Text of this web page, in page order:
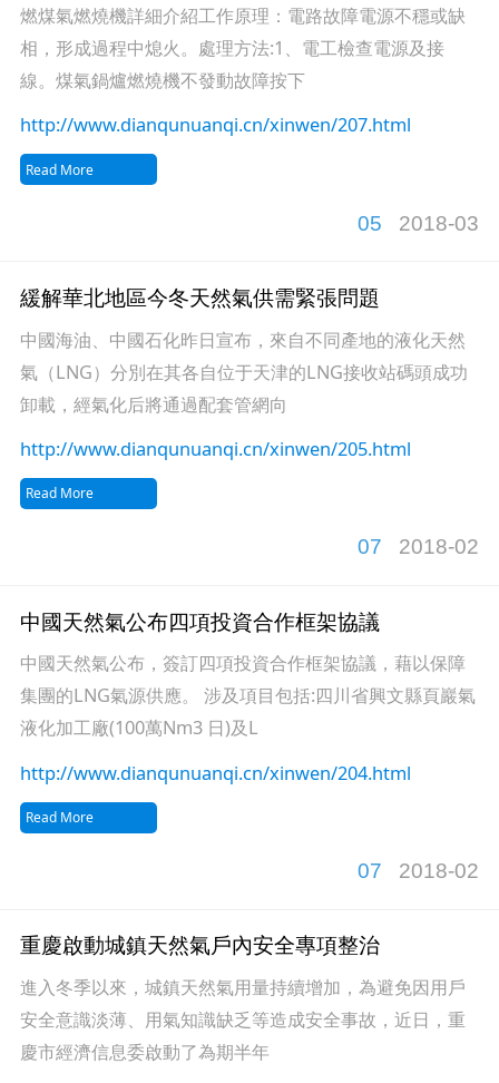
燃煤氣燃燒機詳細介紹工作原理：電路故障電源不穩或缺
相，形成過程中熄火。處理方法:1、電工檢查電源及接
線。煤氣鍋爐燃燒機不發動故障按下
http://www.dianqunuanqi.cn/xinwen/207.html
Read More
05 2018-03
緩解華北地區今冬天然氣供需緊張問題
中國海油、中國石化昨日宣布，來自不同產地的液化天然
氣（LNG）分別在其各自位于天津的LNG接收站碼頭成功
卸載，經氣化后將通過配套管網向
http://www.dianqunuanqi.cn/xinwen/205.html
Read More
07 2018-02
中國天然氣公布四項投資合作框架協議
中國天然氣公布，簽訂四項投資合作框架協議，藉以保障
集團的LNG氣源供應。 涉及項目包括:四川省興文縣頁巖氣
液化加工廠(100萬Nm3 日)及L
http://www.dianqunuanqi.cn/xinwen/204.html
Read More
07 2018-02
重慶啟動城鎮天然氣戶內安全專項整治
進入冬季以來，城鎮天然氣用量持續增加，為避免因用戶
安全意識淡薄、用氣知識缺乏等造成安全事故，近日，重
慶市經濟信息委啟動了為期半年